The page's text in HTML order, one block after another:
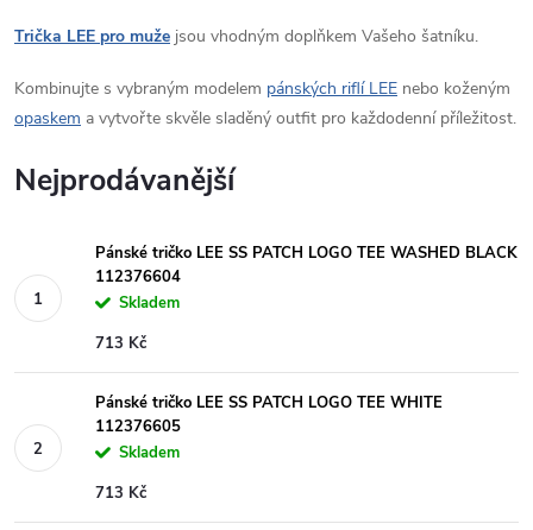
Trička LEE pro muže jsou vhodným doplňkem Vašeho šatníku.
Kombinujte s vybraným modelem pánských riflí LEE nebo koženým
opaskem a vytvořte skvěle sladěný outfit pro každodenní příležitost.
Nejprodávanější
Pánské tričko LEE SS PATCH LOGO TEE WASHED BLACK
112376604
Skladem
713 Kč
Pánské tričko LEE SS PATCH LOGO TEE WHITE
112376605
Skladem
713 Kč